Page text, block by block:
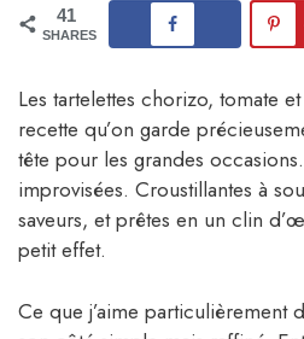
41
SHARES
Les tartelettes chorizo, tomate
recette qu’on garde
tête pour les grandes
improvisées. Croustillantes à
saveurs, et prêtes en un clin
petit effet.
Ce que j’aime particulièrement